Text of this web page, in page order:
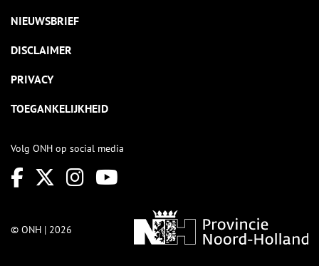
NIEUWSBRIEF
DISCLAIMER
PRIVACY
TOEGANKELIJKHEID
Volg ONH op social media
© ONH | 2026